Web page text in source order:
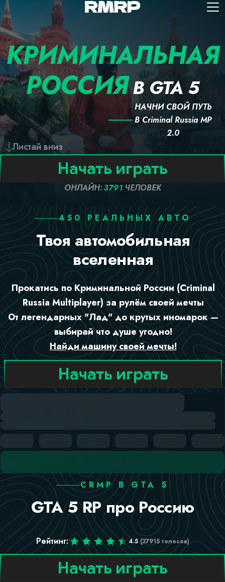
КРИМИНАЛЬНАЯ
РОССИЯВ GTA 5
НАЧНИ СВОЙ ПУТЬ
В Criminal Russia MP
2.0
Листай вниз
Начать играть
ОНЛАЙН:3791 ЧЕЛОВЕК
Твоя автомобильная
вселенная
450 РЕАЛЬНЫХ АВТО
Прокатись по Криминальной России (Criminal
Russia Multiplayer) за рулём своей мечты
От легендарных "Лад" до крутых иномарок —
выбирай что душе угодно!
Найди машину своей мечты!
Начать играть
GTA 5 RP про Россию
CRMP В GTA 5
Рейтинг: 4.5 (27915 голосов)
Начать играть